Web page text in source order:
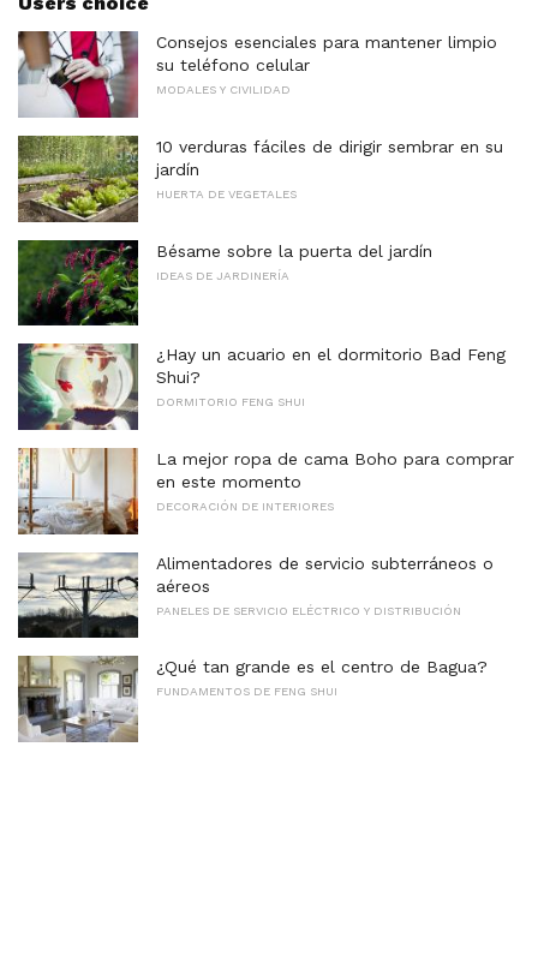
Consejos esenciales para mantener limpio
su teléfono celular
MODALES Y CIVILIDAD
10 verduras fáciles de dirigir sembrar en su
jardín
HUERTA DE VEGETALES
Bésame sobre la puerta del jardín
IDEAS DE JARDINERÍA
¿Hay un acuario en el dormitorio Bad Feng
Shui?
DORMITORIO FENG SHUI
La mejor ropa de cama Boho para comprar
en este momento
DECORACIÓN DE INTERIORES
Alimentadores de servicio subterráneos o
aéreos
PANELES DE SERVICIO ELÉCTRICO Y DISTRIBUCIÓN
¿Qué tan grande es el centro de Bagua?
FUNDAMENTOS DE FENG SHUI